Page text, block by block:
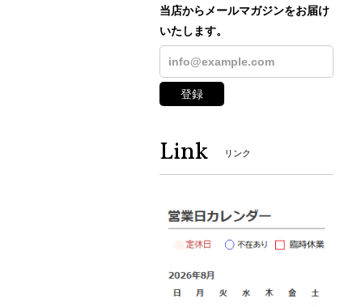
当店からメールマガジンをお届け
いたします。
登録
Link リンク